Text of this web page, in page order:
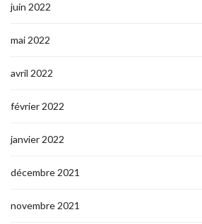
juin 2022
mai 2022
avril 2022
février 2022
janvier 2022
décembre 2021
novembre 2021